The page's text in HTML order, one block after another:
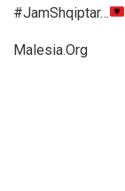
#JamShqiptar…
Malesia.Org